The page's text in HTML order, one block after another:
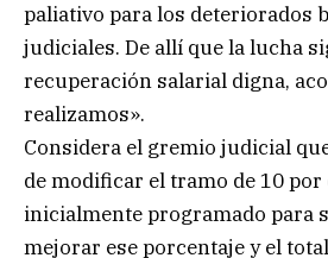
paliativo para los deteriorados
judiciales. De allí que la lucha
recuperación salarial digna,
realizamos».
Considera el gremio judicial
de modificar el tramo de 10 por
inicialmente programado para
mejorar ese porcentaje y el